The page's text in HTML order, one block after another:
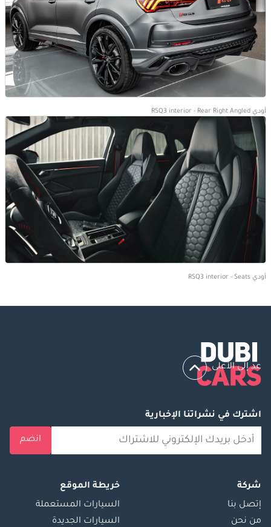
أودي RSQ3 interior - Rear Right Angled
أودي RSQ3 interior - Seats
عد إلى الأعلى
اشترك في نشراتنا الإخبارية
انضم
شركة
إتصل بنا
من نحن
خريطة الموقع
السيارات المستعملة
السيارات الجديدة